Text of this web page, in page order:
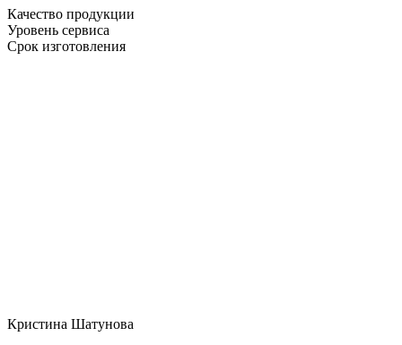
Качество продукции
Уровень сервиса
Срок изготовления
Кристина Шатунова